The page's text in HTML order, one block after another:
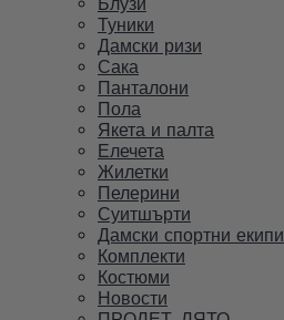
Туники
Дамски ризи
Сака
Панталони
Пола
Якета и палта
Елечета
Жилетки
Пелерини
Суитшърти
Дамски спортни екипи
Комплекти
Костюми
Новости